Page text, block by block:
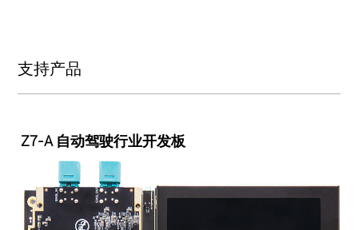
支持产品
Z7-A 自动驾驶行业开发板